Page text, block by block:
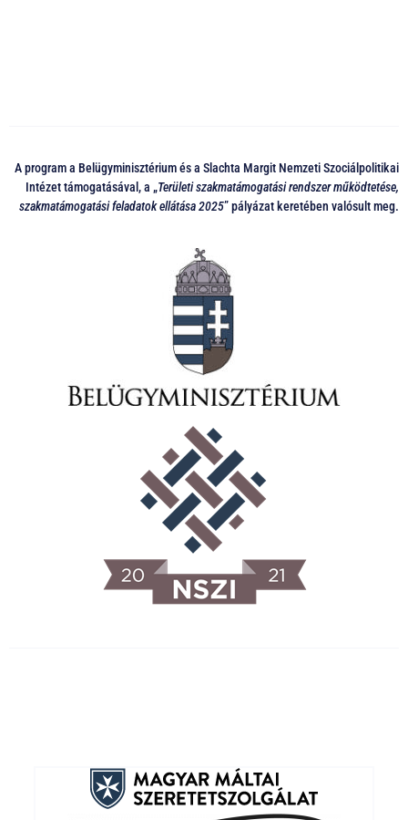
A program a Belügyminisztérium és a Slachta Margit Nemzeti Szociálpolitikai
Intézet támogatásával, a „Területi szakmatámogatási rendszer működtetése,
szakmatámogatási feladatok ellátása 2025” pályázat keretében valósult meg.